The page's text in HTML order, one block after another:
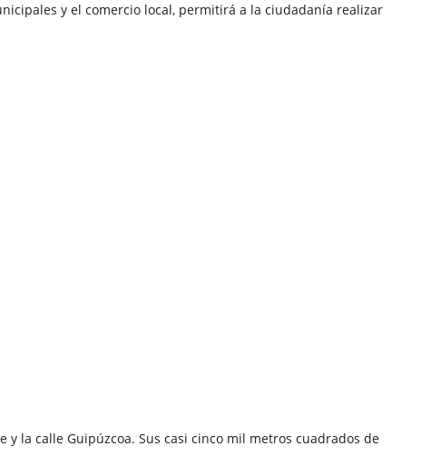
y el comercio local, permitirá a la ciudadanía realizar
la calle Guipúzcoa. Sus casi cinco mil metros cuadrados de